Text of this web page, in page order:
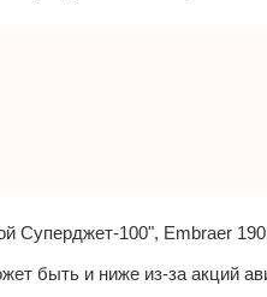
Суперджет-100", Embraer
быть и ниже из-за акций